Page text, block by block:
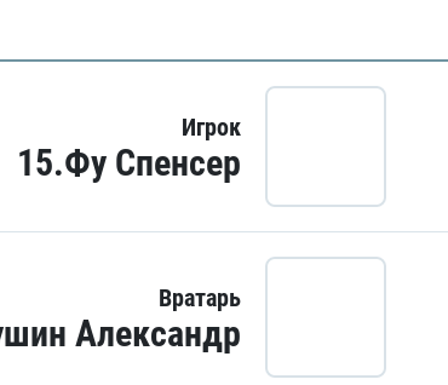
Игрок
15.Фу Спенсер
Вратарь
Александр